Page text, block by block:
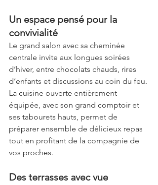
Un espace pensé pour la
convivialité
Le grand salon avec sa cheminée
centrale invite aux longues soirées
d’hiver, entre chocolats chauds, rires
d’enfants et discussions au coin du feu.
La cuisine ouverte entièrement
équipée, avec son grand comptoir et
ses tabourets hauts, permet de
préparer ensemble de délicieux repas
tout en profitant de la compagnie de
vos proches.
Des terrasses avec vue